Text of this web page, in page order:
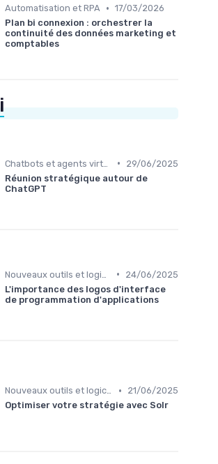
Automatisation et RPA • 17/03/2026
Plan bi connexion : orchestrer la
continuité des données marketing et
comptables
•
29/06/2025
Réunion stratégique autour de
ChatGPT
•
24/06/2025
L'importance des logos d'interface
de programmation d'applications
Nouveaux outils et logiciels •
21/06/2025
Optimiser votre stratégie avec Solr